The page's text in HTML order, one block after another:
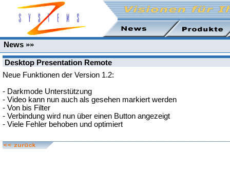
News »»
Desktop Presentation Remote
Neue Funktionen der Version 1.2:
- Darkmode Unterstützung
- Video kann nun auch als gesehen markiert werden
- Von bis Filter
- Verbindung wird nun über einen Button angezeigt
- Viele Fehler behoben und optimiert